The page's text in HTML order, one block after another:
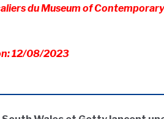
du Museum of
12/08/2023